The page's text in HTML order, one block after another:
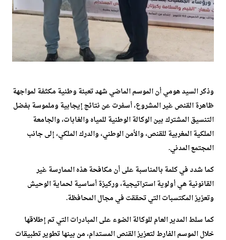
وذكر السيد هومي أن الموسم الماضي شهد تعبئة وطنية مكثفة لمواجهة
ظاهرة القنص غير المشروع، أسفرت عن نتائج إيجابية وملموسة بفضل
التنسيق المشترك بين الوكالة الوطنية للمياه والغابات، والجامعة
الملكية المغربية للقنص، والأمن الوطني، والدرك الملكي، إلى جانب
المجتمع المدني.
كما شدد في كلمة بالمناسبة على أن مكافحة هذه الممارسة غير
القانونية هي أولوية استراتيجية، وركيزة أساسية لحماية الوحيش
وتعزيز المكتسبات التي تحققت في مجال المحافظة.
كما سلط المدير العام للوكالة الضوء على المبادرات التي تم إطلاقها
خلال الموسم الفارط لتعزيز القنص المستدام، من بينها تطوير تطبيقات